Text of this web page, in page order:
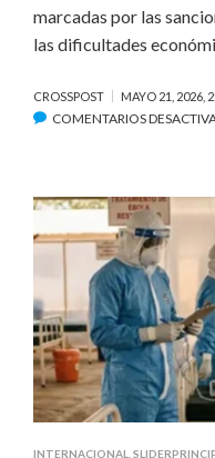
marcadas por las
las dificultades
CROSSPOST MAYO 21, 2026,
COMENTARIOS
INTERNACIONAL